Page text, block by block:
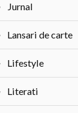
Jurnal
Lansari de carte
Lifestyle
Literati